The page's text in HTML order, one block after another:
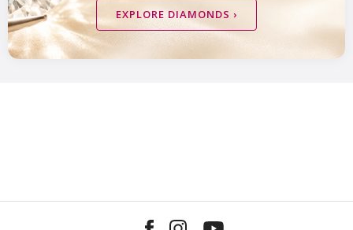
EXPLORE DIAMONDS ›